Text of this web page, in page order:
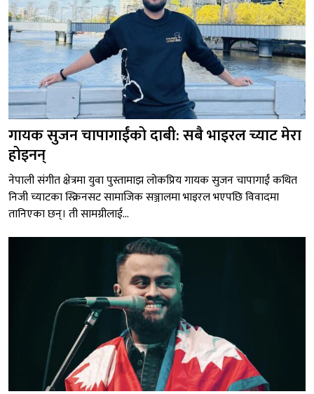
गायक सुजन चापागाईंको दाबी: सबै भाइरल च्याट मेरा
होइनन्
नेपाली संगीत क्षेत्रमा युवा पुस्तामाझ लोकप्रिय गायक सुजन चापागाईं कथित
निजी च्याटका स्क्रिनसट सामाजिक सञ्जालमा भाइरल भएपछि विवादमा
तानिएका छन्। ती सामग्रीलाई...